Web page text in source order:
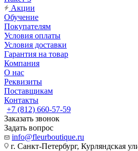
Акции
Обучение
Покупателям
Условия оплаты
Условия доставки
Гарантия на товар
Компания
О нас
Реквизиты
Поставщикам
Контакты
+7 (812) 660-57-59
Заказать звонок
Задать вопрос
info@fleurboutique.ru
г. Санкт-Петербург, Курляндская